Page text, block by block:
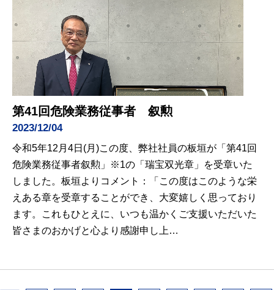
第41回危険業務従事者 叙勲
2023/12/04
令和5年12月4日(月)この度、弊社社員の板垣が「第41回
危険業務従事者叙勲」※1の「瑞宝双光章」を受章いた
しました。板垣よりコメント：「この度はこのような栄
えある章を受章することができ、大変嬉しく思っており
ます。これもひとえに、いつも温かくご支援いただいた
皆さまのおかげと心より感謝申し上…